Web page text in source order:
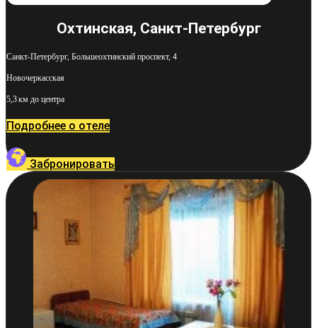
Охтинская, Санкт-Петербург
Санкт-Петербург, Большеохтинский проспект, 4
Новочеркасская
5,3 км до центра
Подробнее о отеле
Забронировать